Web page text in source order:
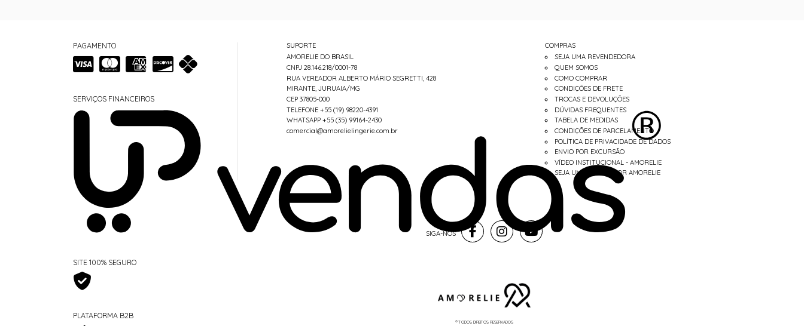
PAGAMENTO
SERVIÇOS FINANCEIROS
SITE 100% SEGURO
PLATAFORMA B2B
SUPORTE
AMORELIE DO BRASIL
CNPJ 28.146.218/0001-78
RUA VEREADOR ALBERTO MÁRIO SEGRETTI, 428
MIRANTE, JURUAIA/MG
CEP 37805-000
TELEFONE +55 (19) 98220-4391
WHATSAPP +55 (35) 99164-2430
comercial@amorelielingerie.com.br
COMPRAS
SEJA UMA REVENDEDORA
QUEM SOMOS
COMO COMPRAR
CONDIÇÕES DE FRETE
TROCAS E DEVOLUÇÕES
DÚVIDAS FREQUENTES
TABELA DE MEDIDAS
CONDIÇÕES DE PARCELAMENTO
POLÍTICA DE PRIVACIDADE DE DADOS
ENVIO POR EXCURSÃO
VÍDEO INSTITUCIONAL - AMORELIE
SEJA UM REVENDEDOR AMORELIE
® TODOS DIREITOS RESERVADOS